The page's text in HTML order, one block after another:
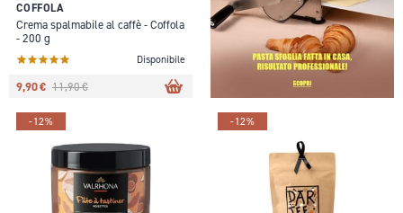
COFFOLA
Crema spalmabile al caffè - Coffola
- 200 g
Disponibile
9,90 € 11,90 €
-12% -12%